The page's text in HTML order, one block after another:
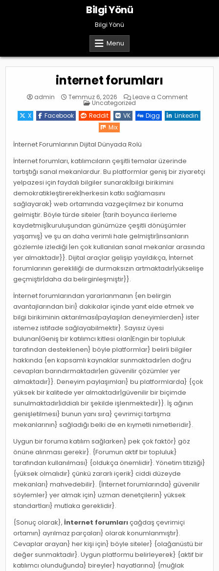
Bilgi Yönü
Bilgi Yönü
Menu
internet forumları
admin Temmuz 6, 2026 Leave a Commenton
Posted
Uncategorized
X
Facebook Reddit VK Digg
Linkedin
Mix
İnternet Forumlarının Dijital Dünyada Rolü
İnternet forumları, katılımcıların çeşitli temalar üzerinde
tartıştığı sanal mekanlardur. Bu platformlar geniş bir ziyaretçi
yelpazesi için faydalı bilgiler sunarak|bilgi birikimini
demokratikleştirerek|herkesin katkı sağlamasını
sağlayarak} web ortamında vazgeçilmez bir konuma
gelmiştir. Böyle türde siteler {tarih boyunca ilerleme
kaydetmiş|kuruluşundan günümüze çeşitli dönüşümler
yaşamış} ve şu an daha verimli hale gelmiştir|insanların
gözlemle izlediği |en çok kullanılan sanal mekanlar arasında
yer almaktadır}}. Dijital araçlar gelişip yayıldıkça, İnternet
forumlarının gerekliliği de durmaksızın artmaktadır|yükselişe
geçmiştir|daha da belirginleşmiştir}}.
İnternet forumlarından yararlanmanın {en belirgin
avantajlarından biri} dakikalar içinde yanıt elde etmek ve
bilgi birikiminin aktarılması|paylaşılan deneyimlerden} ister
istemez istifade sağlayabilmektir}. Sayısız üyesi
bulunan|Geniş bir katılımcı kitlesi olan|Engin bir topluluk
tarafından desteklenen} böyle platformlar} belirli bilgiler
hakkında {en kapsamlı kaynaklar sunmaktadır|en doğru
cevapları barındırmaktadır|en güvenilir çözümler yer
almaktadır}}. Deneyim paylaşımları} bu platformlarda} {çok
yüksek bir kalitede yer almaktadır|güvenilir bir biçimde
sunulmaktadır|iddialı bir şekilde işlenmektedir}}. İş ağının
genişletilmesi} bunun yanı sıra} çevrimiçi tartışma
mekanlarının} sağladığı belki de en kıymetli nimetleridir}.
Uygun bir foruma katılım sağlarken} pek çok faktör} göz
önüne alınması gerekir}. {Forumun aktif bir topluluk}
tarafından kullanılması} {oldukça önemlidir}. Yönetim titizliği}
{yüksek olmalıdır} çünkü zararlı içerik} ciddi düzeyde
mekanları} mahvedebilir}. {İnternet forumlarında} güvenilir
söylemler} yer almak için} uzman denetçilerin} yüksek
standartları} mutlaka gereklidir}.
{Sonuç olarak},İnternet forumlarıçağdaş çevrimiçi
ortamın} ayrılmaz parçaları} olarak konumlanmıştır}.
Cevaplar arayan} her kişi için} böyle siteler} {olağanüstü bir
değer sunmaktadır}. Uygun platformu belirleyerek} {aktif bir
katılımcı olunduğunda} bireyler} hayatlarına} {muğlak